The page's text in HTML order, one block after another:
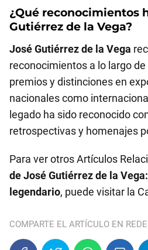
¿Qué reconocimientos
Gutiérrez de la Vega?
José Gutiérrez de la Vega
reconocimientos a lo largo
premios y distinciones en
nacionales como
legado ha sido reconocido
retrospectivas y homenajes
Para ver otros Artículos
de José Gutiérrez de la
legendario, puede visitar la
COMPARTE EL ARTÍCULO EN